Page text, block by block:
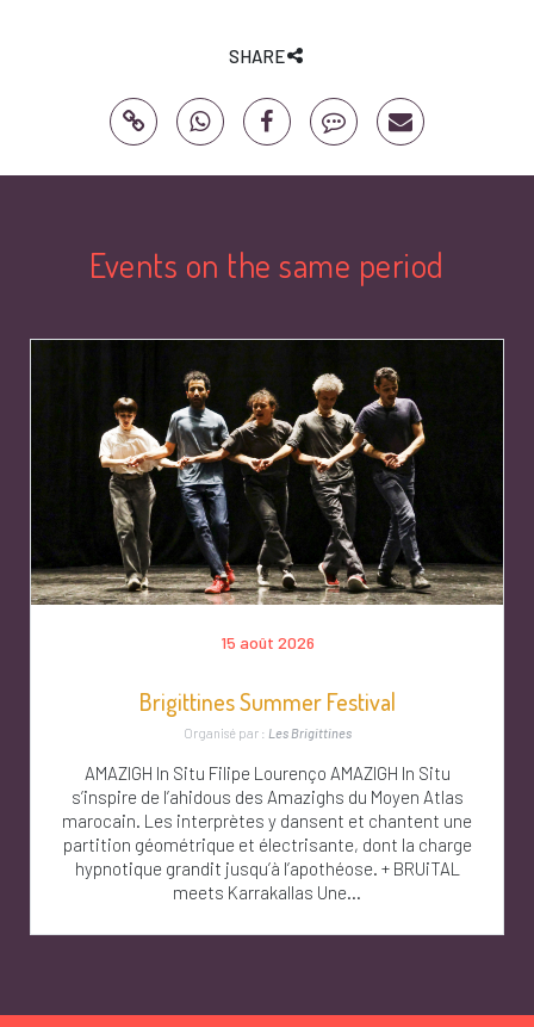
SHARE
Events on the same period
15 août 2026
Brigittines Summer Festival
Organisé par : Les Brigittines
AMAZIGH In Situ Filipe Lourenço AMAZIGH In Situ
s’inspire de l’ahidous des Amazighs du Moyen Atlas
marocain. Les interprètes y dansent et chantent une
partition géométrique et électrisante, dont la charge
hypnotique grandit jusqu’à l’apothéose. + BRUiTAL
meets Karrakallas Une...